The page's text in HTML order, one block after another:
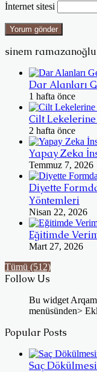
İnternet sitesi
sinem
Dar Alanları
1 hafta önce
Cilt
2 hafta önce
Yapay Zeka
Temmuz 7, 2026
Diyette
Yöntemleri
Nisan 22, 2026
Eğitimde
Mart 27, 2026
Tümü (512)
Follow Us
Bu widget
menüsünden>
Popular Posts
Saç